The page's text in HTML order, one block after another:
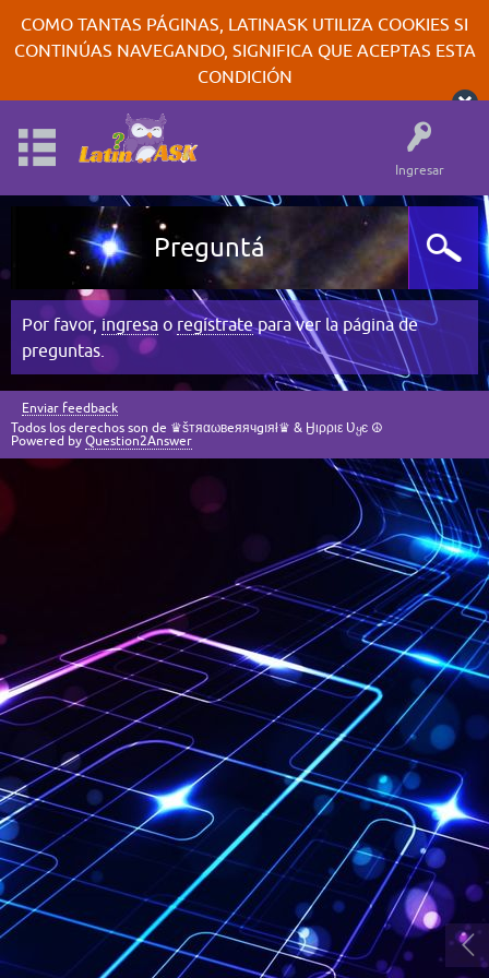
COMO TANTAS PÁGINAS, LATINASK UTILIZA COOKIES SI
CONTINÚAS NAVEGANDO, SIGNIFICA QUE ACEPTAS ESTA
CONDICIÓN
Ingresar
Preguntá
Por favor,ingresa o regístratepara ver la página de
preguntas.
Enviar feedback
Todos los derechos son de ♛šтяαωвeяячgıяł♛ & Ӈιρριε Ʋყє ☮
Powered by Question2Answer